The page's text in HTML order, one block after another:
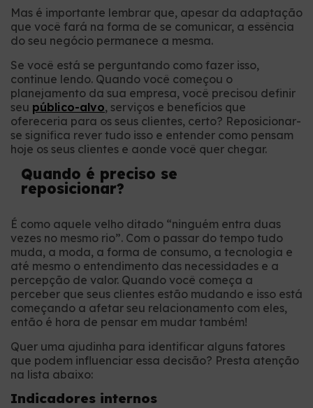
Mas é importante lembrar que, apesar da adaptação
que você fará na forma de se comunicar, a essência
do seu negócio permanece a mesma.
Se você está se perguntando como fazer isso,
continue lendo. Quando você começou o
planejamento da sua empresa, você precisou definir
seu público-alvo, serviços e benefícios que
ofereceria para os seus clientes, certo? Reposicionar-
se significa rever tudo isso e entender como pensam
hoje os seus clientes e aonde você quer chegar.
Quando é preciso se
reposicionar?
É como aquele velho ditado “ninguém entra duas
vezes no mesmo rio”. Com o passar do tempo tudo
muda, a moda, a forma de consumo, a tecnologia e
até mesmo o entendimento das necessidades e a
percepção de valor. Quando você começa a
perceber que seus clientes estão mudando e isso está
começando a afetar seu relacionamento com eles,
então é hora de pensar em mudar também!
Quer uma ajudinha para identificar alguns fatores
que podem influenciar essa decisão? Presta atenção
na lista abaixo:
Indicadores internos